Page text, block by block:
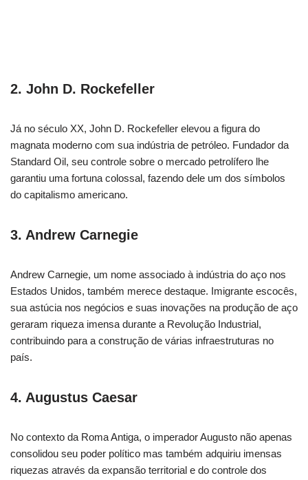
2. John D. Rockefeller
Já no século XX, John D. Rockefeller elevou a figura do
magnata moderno com sua indústria de petróleo. Fundador da
Standard Oil, seu controle sobre o mercado petrolífero lhe
garantiu uma fortuna colossal, fazendo dele um dos símbolos
do capitalismo americano.
3. Andrew Carnegie
Andrew Carnegie, um nome associado à indústria do aço nos
Estados Unidos, também merece destaque. Imigrante escocês,
sua astúcia nos negócios e suas inovações na produção de aço
geraram riqueza imensa durante a Revolução Industrial,
contribuindo para a construção de várias infraestruturas no
país.
4. Augustus Caesar
No contexto da Roma Antiga, o imperador Augusto não apenas
consolidou seu poder político mas também adquiriu imensas
riquezas através da expansão territorial e do controle dos